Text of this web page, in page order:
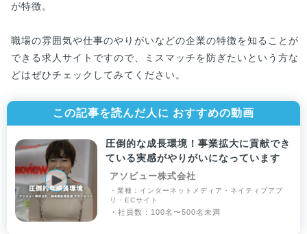
が特徴。
職場の雰囲気や仕事のやりがいなどの企業の特徴を知ることが
できる求人サイトですので、ミスマッチを防ぎたいという方な
どはぜひチェックしてみてください。
この記事を読んだ人に おすすめの動画
圧倒的な成長環境！事業拡大に貢献でき
ている実感がやりがいになっています
アソビュー株式会社
・業種：インターネットメディア・ネイティブアプ
リ・ECサイト
・社員数：100名〜500名未満